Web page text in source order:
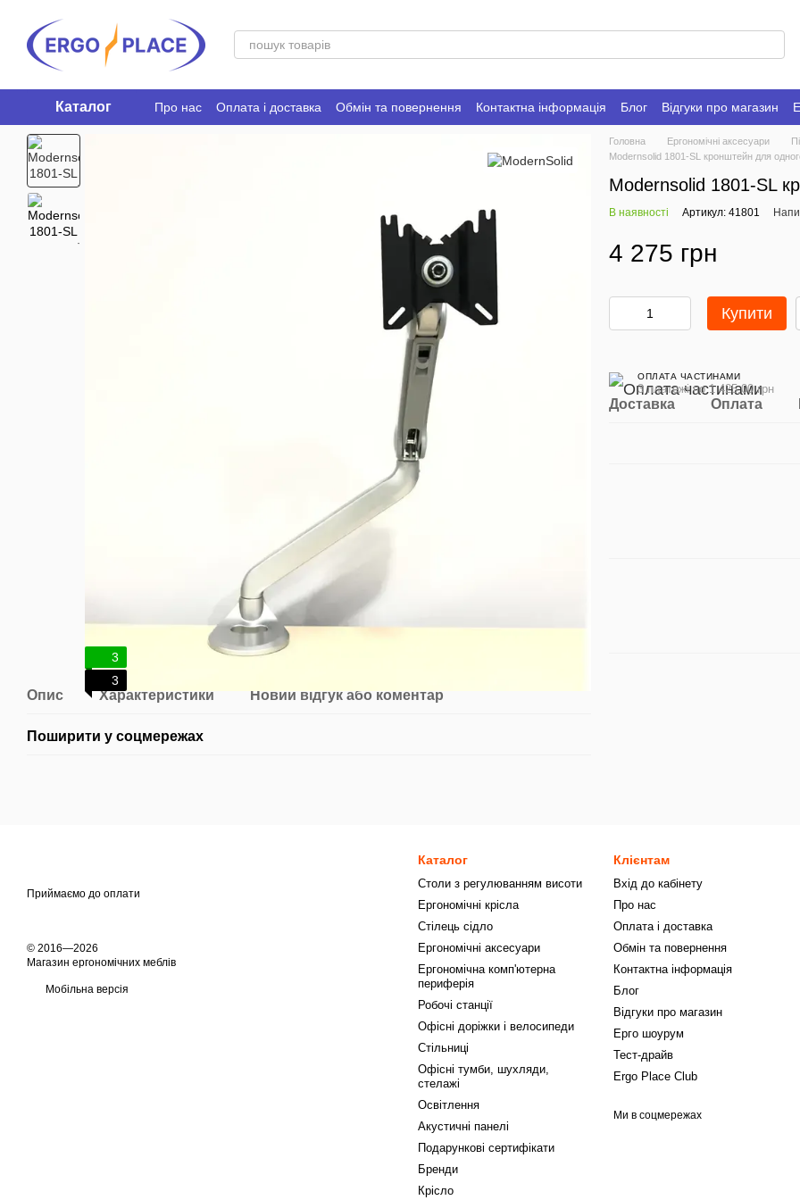
Каталог Про нас Оплата і доставка Обмін та повернення Контактна інформація Блог Відгуки про магазин
Ergo Place Club
3
3
Опис Характеристики Новий відгук або коментар
Поширити у соцмережах
Головна Ергономічні аксесуари
Modernsolid 1801-SL кронштейн для
Modernsolid 1801-SL
В наявності Артикул: 41801
4 275 грн
Купити
ОПЛАТА ЧАСТИНАМИ
3 платежі по 1 425.00 грн
Доставка Оплата
Приймаємо до оплати
© 2016—2026
Магазин ергономічних меблів
Мобільна версія
Каталог
Столи з регулюванням висоти
Ергономічні крісла
Стілець сідло
Ергономічні аксесуари
Ергономічна комп'ютерна
периферія
Робочі станції
Офісні доріжки і велосипеди
Стільниці
Офісні тумби, шухляди,
стелажі
Освітлення
Акустичні панелі
Подарункові сертифікати
Бренди
Крісло
Клієнтам
Вхід до кабінету
Про нас
Оплата і доставка
Обмін та повернення
Контактна інформація
Блог
Відгуки про магазин
Ерго шоурум
Тест-драйв
Ergo Place Club
Ми в соцмережах